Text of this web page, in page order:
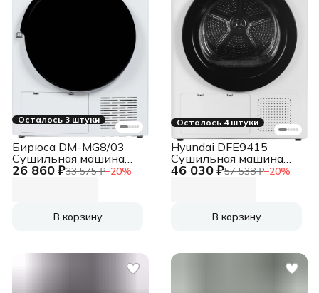
Осталось 3 штуки
26 860 ₽33 575 ₽−20%
Бирюса DM-MG8/03
Сушильная машина
белый, 8 кг, сушка -
В корзину
Осталось 4 штуки
46 030 ₽57 538 ₽−20%
Hyundai DFE9415
Сушильная машина
белый, 9 кг, сушка -
В корзину